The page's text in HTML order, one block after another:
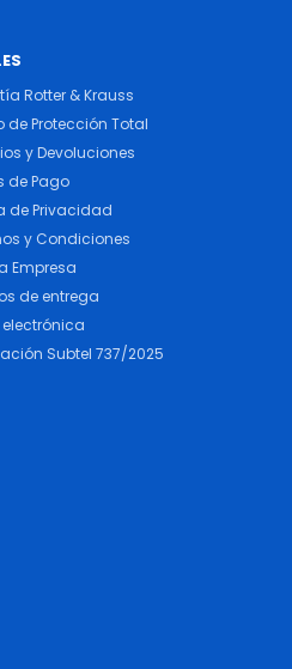
Rotter & Krauss
de Protección Total
y Devoluciones
de Pago
de Privacidad
y Condiciones
Empresa
de entrega
Subtel 737/2025